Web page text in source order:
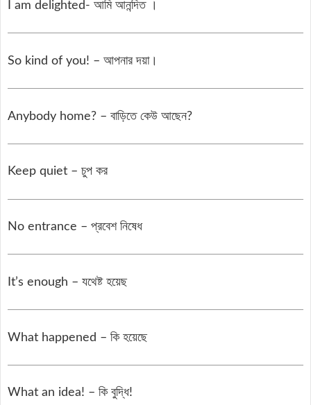
I am delighted- আমি আনন্দিত ।
So kind of you! – আপনার দয়া।
Anybody home? – বাড়িতে কেউ আছেন?
Keep quiet – চুপ কর
No entrance – প্রবেশ নিষেধ
It’s enough – যথেষ্ট হয়েছ
What happened – কি হয়েছে
What an idea! – কি বুদ্ধি!